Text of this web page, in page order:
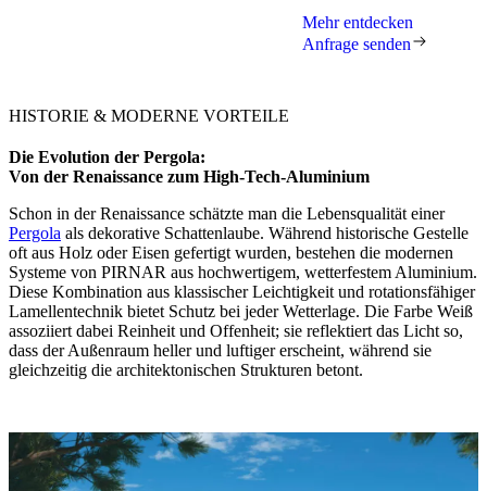
Mehr entdecken
Anfrage senden
HISTORIE & MODERNE VORTEILE
Die Evolution der Pergola:
Von der Renaissance zum High-Tech-Aluminium
Schon in der Renaissance schätzte man die Lebensqualität einer
Pergola als dekorative Schattenlaube. Während historische Gestelle
oft aus Holz oder Eisen gefertigt wurden, bestehen die modernen
Systeme von PIRNAR aus hochwertigem, wetterfestem Aluminium.
Diese Kombination aus klassischer Leichtigkeit und rotationsfähiger
Lamellentechnik bietet Schutz bei jeder Wetterlage. Die Farbe Weiß
assoziiert dabei Reinheit und Offenheit; sie reflektiert das Licht so,
dass der Außenraum heller und luftiger erscheint, während sie
gleichzeitig die architektonischen Strukturen betont.